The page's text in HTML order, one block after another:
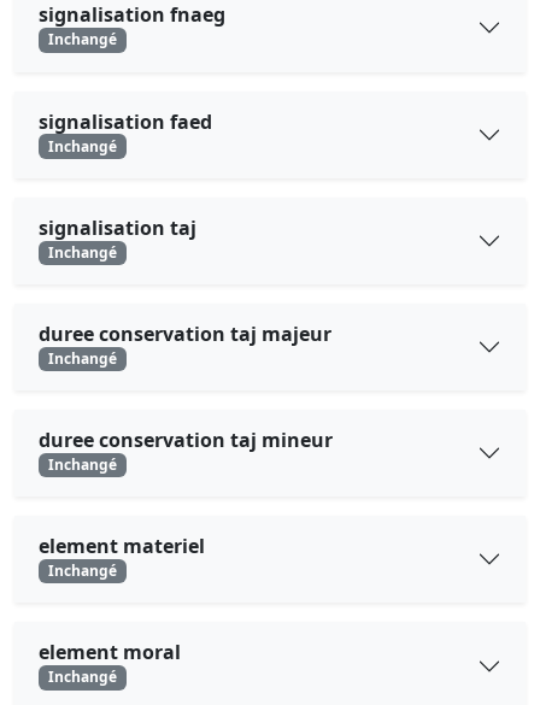
signalisation fnaeg
Inchangé
signalisation faed
Inchangé
signalisation taj
Inchangé
duree conservation taj majeur
Inchangé
duree conservation taj mineur
Inchangé
element materiel
Inchangé
element moral
Inchangé